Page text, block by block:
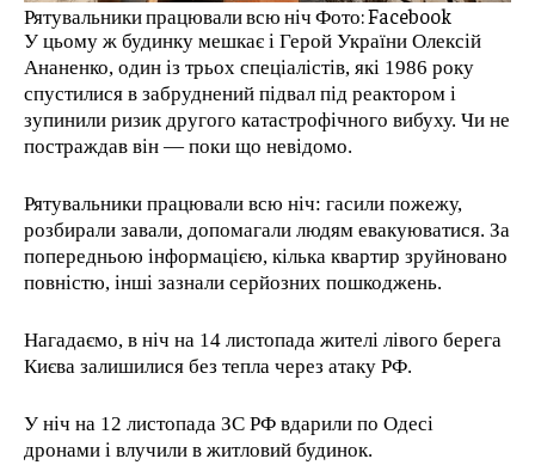
Рятувальники працювали всю ніч Фото: Facebook
У цьому ж будинку мешкає і Герой України Олексій
Ананенко, один із трьох спеціалістів, які 1986 року
спустилися в забруднений підвал під реактором і
зупинили ризик другого катастрофічного вибуху. Чи не
постраждав він — поки що невідомо.
Рятувальники працювали всю ніч: гасили пожежу,
розбирали завали, допомагали людям евакуюватися. За
попередньою інформацією, кілька квартир зруйновано
повністю, інші зазнали серйозних пошкоджень.
Нагадаємо, в ніч на 14 листопада жителі лівого берега
Києва залишилися без тепла через атаку РФ.
У ніч на 12 листопада ЗС РФ вдарили по Одесі
дронами і влучили в житловий будинок.